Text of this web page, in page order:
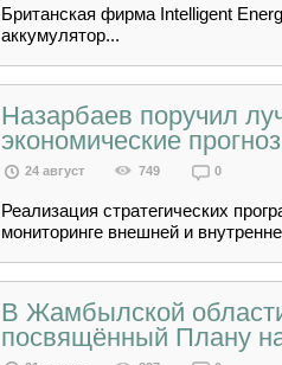
Британская фирма Intelligent
аккумулятор...
Назарбаев поручил
экономические
24 август 749 0
Реализация стратегических
мониторинге внешней и
В Жамбылской
посвящённый Плану